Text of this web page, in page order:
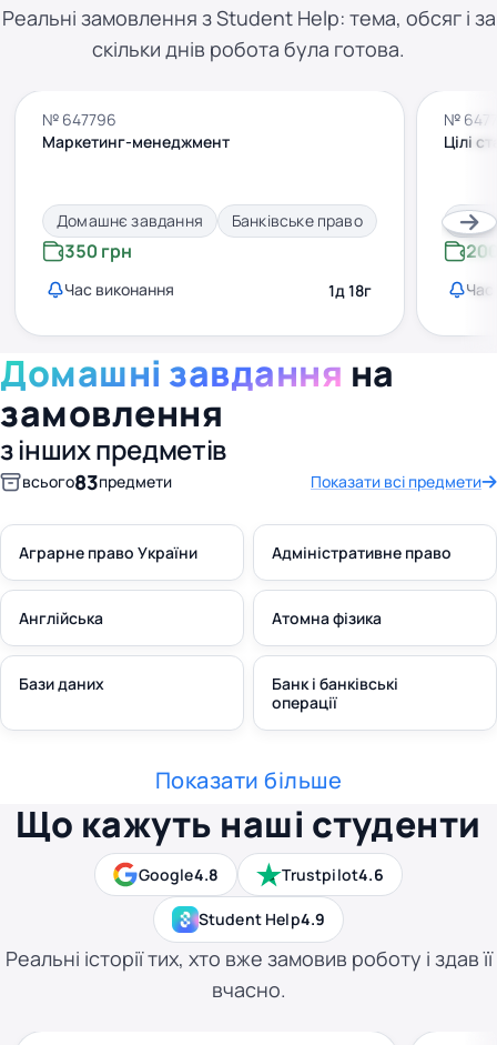
Реальні замовлення з Student Help: тема, обсяг і за
скільки днів робота була готова.
№ 647796
Маркетинг-менеджмент
Домашнє завдання Банківське право
350 грн
Час виконання 1д 18г
№
Цілі
Час
Домашні завдання на
замовлення
з інших предметів
всього83предмети Показати всі предмети
Аграрне право України Адміністративне право
Англійська Атомна фізика
Бази даних
Банк і банківські
операції
Показати більше
Google4.8 Trustpilot4.6
Student Help4.9
Що кажуть наші студенти
Реальні історії тих, хто вже замовив роботу і здав її
вчасно.